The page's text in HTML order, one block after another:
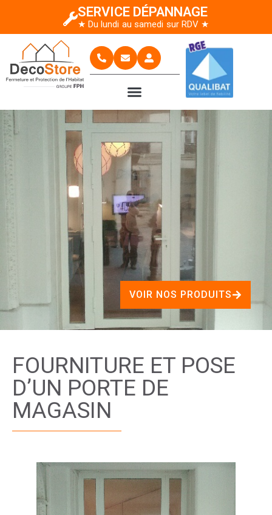
SERVICE DÉPANNAGE
★ Du lundi au samedi sur RDV ★
VOIR NOS PRODUITS
FOURNITURE ET POSE
D’UN PORTE DE
MAGASIN